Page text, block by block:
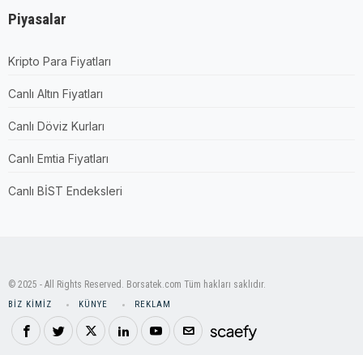
Piyasalar
Kripto Para Fiyatları
Canlı Altın Fiyatları
Canlı Döviz Kurları
Canlı Emtia Fiyatları
Canlı BİST Endeksleri
© 2025 - All Rights Reserved. Borsatek.com Tüm hakları saklıdır.
BIZ KIMIZ KÜNYE REKLAM